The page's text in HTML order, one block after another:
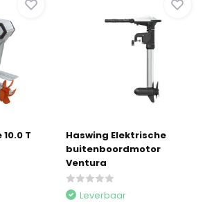
T
Haswing Elektrische
buitenboordmotor
Ventura
Leverbaar